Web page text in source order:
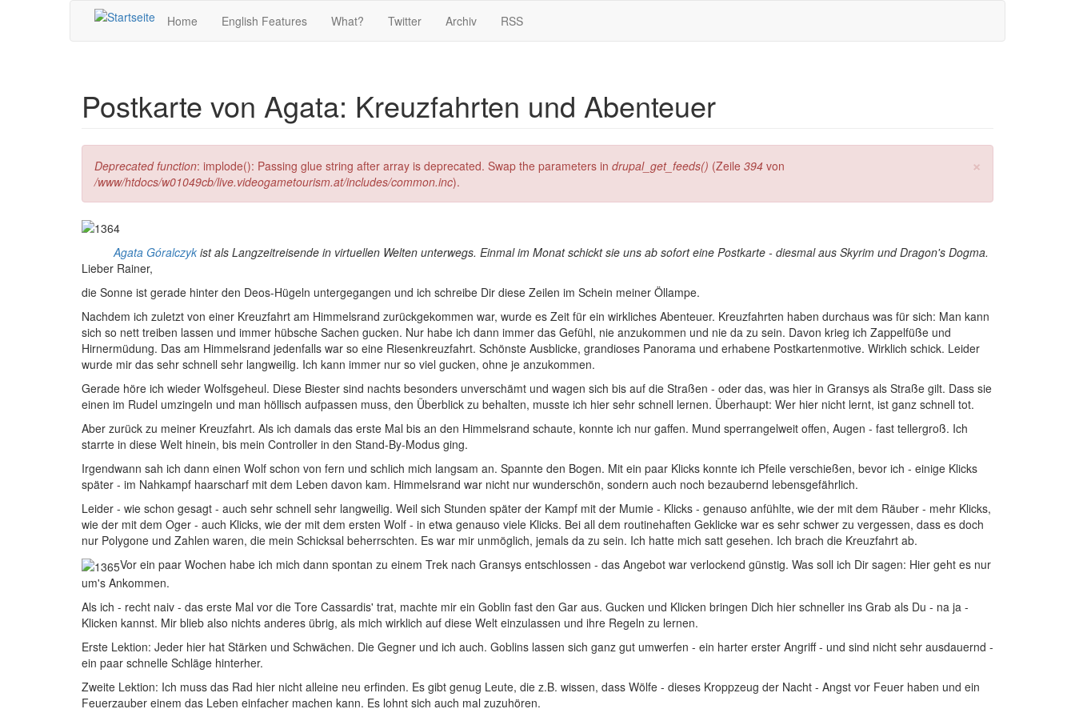
Home
English Features What? Twitter Archiv RSS
Postkarte von Agata: Kreuzfahrten und Abenteuer
×
Fehlermeldung
Deprecated function: implode(): Passing glue string after array is deprecated. Swap the parameters in drupal_get_feeds() (Zeile 394 von
/www/htdocs/w01049cb/live.videogametourism.at/includes/common.inc).
Agata Góralczyk ist als Langzeitreisende in virtuellen Welten unterwegs. Einmal im Monat schickt sie uns ab sofort eine Postkarte - diesmal aus Skyrim und Dragon's Dogma.
Lieber Rainer,
die Sonne ist gerade hinter den Deos-Hügeln untergegangen und ich schreibe Dir diese Zeilen im Schein meiner Öllampe.
Nachdem ich zuletzt von einer Kreuzfahrt am Himmelsrand zurückgekommen war, wurde es Zeit für ein wirkliches Abenteuer. Kreuzfahrten haben durchaus was für sich: Man kann
sich so nett treiben lassen und immer hübsche Sachen gucken. Nur habe ich dann immer das Gefühl, nie anzukommen und nie da zu sein. Davon krieg ich Zappelfüße und
Hirnermüdung. Das am Himmelsrand jedenfalls war so eine Riesenkreuzfahrt. Schönste Ausblicke, grandioses Panorama und erhabene Postkartenmotive. Wirklich schick. Leider
wurde mir das sehr schnell sehr langweilig. Ich kann immer nur so viel gucken, ohne je anzukommen.
Gerade höre ich wieder Wolfsgeheul. Diese Biester sind nachts besonders unverschämt und wagen sich bis auf die Straßen - oder das, was hier in Gransys als Straße gilt. Dass sie
einen im Rudel umzingeln und man höllisch aufpassen muss, den Überblick zu behalten, musste ich hier sehr schnell lernen. Überhaupt: Wer hier nicht lernt, ist ganz schnell tot.
Aber zurück zu meiner Kreuzfahrt. Als ich damals das erste Mal bis an den Himmelsrand schaute, konnte ich nur gaffen. Mund sperrangelweit offen, Augen - fast tellergroß. Ich
starrte in diese Welt hinein, bis mein Controller in den Stand-By-Modus ging.
Irgendwann sah ich dann einen Wolf schon von fern und schlich mich langsam an. Spannte den Bogen. Mit ein paar Klicks konnte ich Pfeile verschießen, bevor ich - einige Klicks
später - im Nahkampf haarscharf mit dem Leben davon kam. Himmelsrand war nicht nur wunderschön, sondern auch noch bezaubernd lebensgefährlich.
Leider - wie schon gesagt - auch sehr schnell sehr langweilig. Weil sich Stunden später der Kampf mit der Mumie - Klicks - genauso anfühlte, wie der mit dem Räuber - mehr Klicks,
wie der mit dem Oger - auch Klicks, wie der mit dem ersten Wolf - in etwa genauso viele Klicks. Bei all dem routinehaften Geklicke war es sehr schwer zu vergessen, dass es doch
nur Polygone und Zahlen waren, die mein Schicksal beherrschten. Es war mir unmöglich, jemals da zu sein. Ich hatte mich satt gesehen. Ich brach die Kreuzfahrt ab.
Vor ein paar Wochen habe ich mich dann spontan zu einem Trek nach Gransys entschlossen - das Angebot war verlockend günstig. Was soll ich Dir sagen: Hier geht es nur
um's Ankommen.
Als ich - recht naiv - das erste Mal vor die Tore Cassardis' trat, machte mir ein Goblin fast den Gar aus. Gucken und Klicken bringen Dich hier schneller ins Grab als Du - na ja -
Klicken kannst. Mir blieb also nichts anderes übrig, als mich wirklich auf diese Welt einzulassen und ihre Regeln zu lernen.
Erste Lektion: Jeder hier hat Stärken und Schwächen. Die Gegner und ich auch. Goblins lassen sich ganz gut umwerfen - ein harter erster Angriff - und sind nicht sehr ausdauernd -
ein paar schnelle Schläge hinterher.
Zweite Lektion: Ich muss das Rad hier nicht alleine neu erfinden. Es gibt genug Leute, die z.B. wissen, dass Wölfe - dieses Kroppzeug der Nacht - Angst vor Feuer haben und ein
Feuerzauber einem das Leben einfacher machen kann. Es lohnt sich auch mal zuzuhören.